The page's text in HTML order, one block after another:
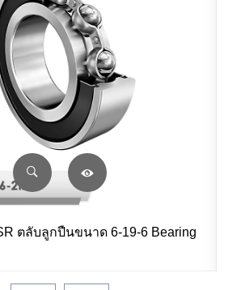
ตลับลูกปืนขนาด 6-19-6 Bearing